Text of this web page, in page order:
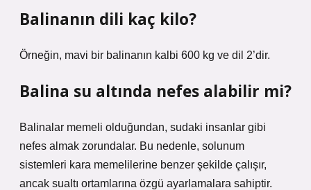
Balinanın dili kaç kilo?
Örneğin, mavi bir balinanın kalbi 600 kg ve dil 2’dir.
Balina su altında nefes alabilir mi?
Balinalar memeli olduğundan, sudaki insanlar gibi
nefes almak zorundalar. Bu nedenle, solunum
sistemleri kara memelilerine benzer şekilde çalışır,
ancak sualtı ortamlarına özgü ayarlamalara sahiptir.